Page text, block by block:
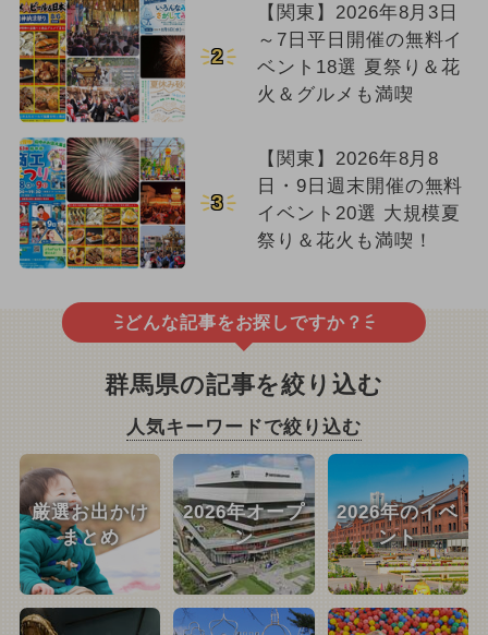
2
【関東】2026年8月3日
～7日平日開催の無料イ
ベント18選 夏祭り＆花
火＆グルメも満喫
3
【関東】2026年8月8
日・9日週末開催の無料
イベント20選 大規模夏
祭り＆花火も満喫！
どんな記事をお探しですか？
群馬県の記事を絞り込む
人気キーワードで絞り込む
厳選お出かけ
まとめ
2026年オープ
ン
2026年のイベ
ント